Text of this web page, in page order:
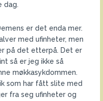
dag.
er det enda mer.
med ufinheter, men
på det etterpå. Det er
så er jeg ikke så
møkkasykdommen.
som har fått slite med
fra seg ufinheter og